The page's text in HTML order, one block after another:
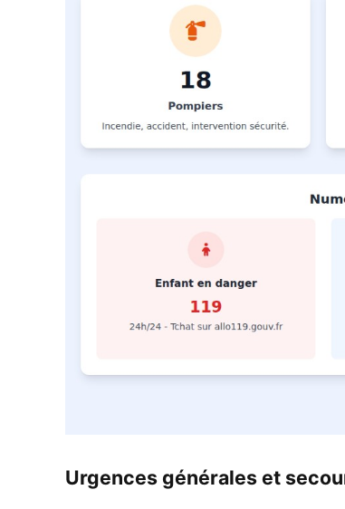
Urgences générales et